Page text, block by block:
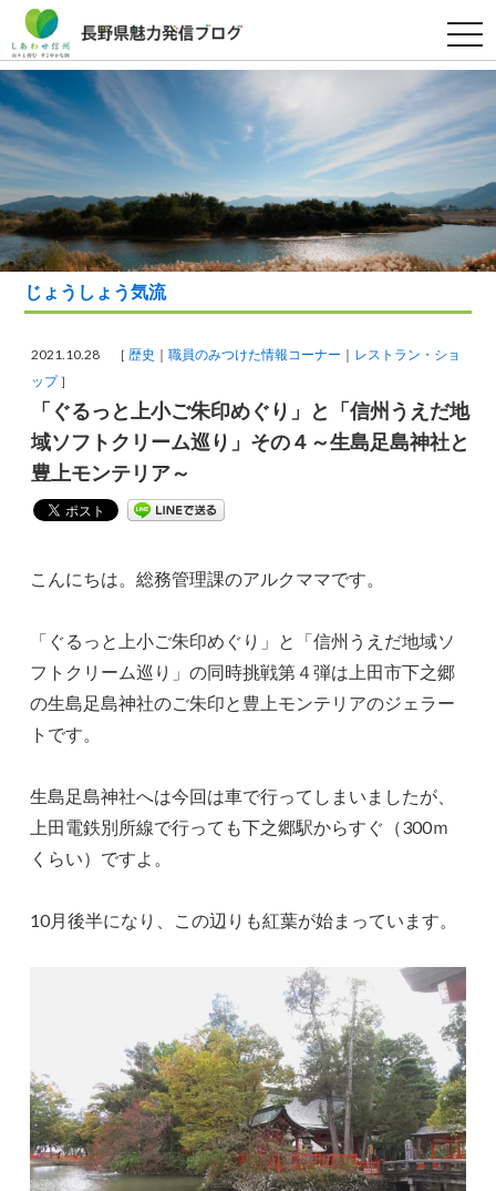
t
o
g
l
e
n
a
g
a
t
o
じょうしょう気流
2021.10.28 ［ 歴史 職員のみつけた情報コーナー
レストラン・ショ
ップ］
「ぐるっと上小ご朱印めぐり」と「信州うえだ地
域ソフトクリーム巡り」その４～生島足島神社と
豊上モンテリア～
こんにちは。総務管理課のアルクママです。
「ぐるっと上小ご朱印めぐり」と「信州うえだ地域ソ
フトクリーム巡り」の同時挑戦第４弾は上田市下之郷
の生島足島神社のご朱印と豊上モンテリアのジェラー
トです。
生島足島神社へは今回は車で行ってしまいましたが、
上田電鉄別所線で行っても下之郷駅からすぐ（300ｍ
くらい）ですよ。
10月後半になり、この辺りも紅葉が始まっています。